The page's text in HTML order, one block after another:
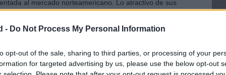
- Do Not Process My Personal Information
opt-out of the sale, sharing to third parties, or processing of your
for targeted advertising by us, please use the below opt-out
al mercado norteamericano. Lo atractivo de sus
les hizo decidirse hace unos años a traer también sus
versión híbrida del Infiniti M
en 2011